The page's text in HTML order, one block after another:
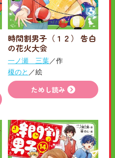
時間割男子（１２） 告白
の花火大会
一ノ瀬 三葉／作
榎のと ／絵
ためし読み